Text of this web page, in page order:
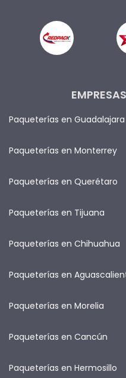
Paqueterías en Guadalajara
Paqueterías en Monterrey
Paqueterías en Querétaro
Paqueterías en Tijuana
Paqueterías en Chihuahua
Paqueterías en
Paqueterías en Morelia
Paqueterías en Cancún
Paqueterías en Hermosillo